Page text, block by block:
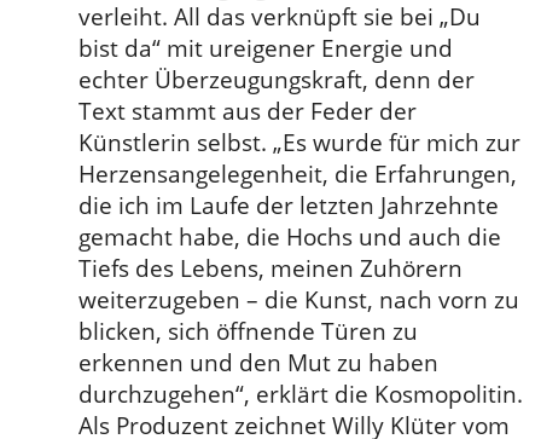
verleiht. All das verknüpft sie bei „Du
bist da“ mit ureigener Energie und
echter Überzeugungskraft, denn der
Text stammt aus der Feder der
Künstlerin selbst. „Es wurde für mich zur
Herzensangelegenheit, die Erfahrungen,
die ich im Laufe der letzten Jahrzehnte
gemacht habe, die Hochs und auch die
Tiefs des Lebens, meinen Zuhörern
weiterzugeben – die Kunst, nach vorn zu
blicken, sich öffnende Türen zu
erkennen und den Mut zu haben
durchzugehen“, erklärt die Kosmopolitin.
Als Produzent zeichnet Willy Klüter vom